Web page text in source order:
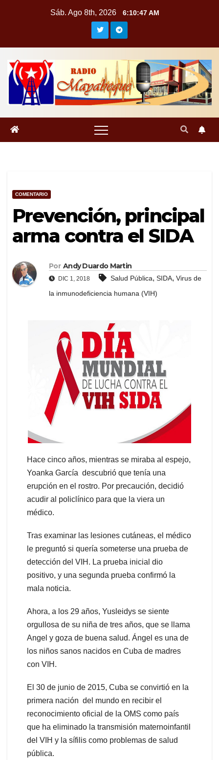
Sáb. Ago 8th, 2026 6:10:47 AM
COMENTARIO
Prevención, principal
arma contra el SIDA
Por Andy Duardo Martin
DIC 1, 2018 Salud Pública, SIDA, Virus de
la inmunodeficiencia humana (VIH)
Hace cinco años, mientras se miraba al espejo,
Yoanka García descubrió que tenía una
erupción en el rostro. Por precaución, decidió
acudir al policlínico para que la viera un
médico.
Tras examinar las lesiones cutáneas, el médico
le preguntó si quería someterse una prueba de
detección del VIH. La prueba inicial dio
positivo, y una segunda prueba confirmó la
mala noticia.
Ahora, a los 29 años, Yusleidys se siente
orgullosa de su niña de tres años, que se llama
Angel y goza de buena salud. Ángel es una de
los niños sanos nacidos en Cuba de madres
con VIH.
El 30 de junio de 2015, Cuba se convirtió en la
primera nación del mundo en recibir el
reconocimiento oficial de la OMS como país
que ha eliminado la transmisión maternoinfantil
del VIH y la sífilis como problemas de salud
pública.